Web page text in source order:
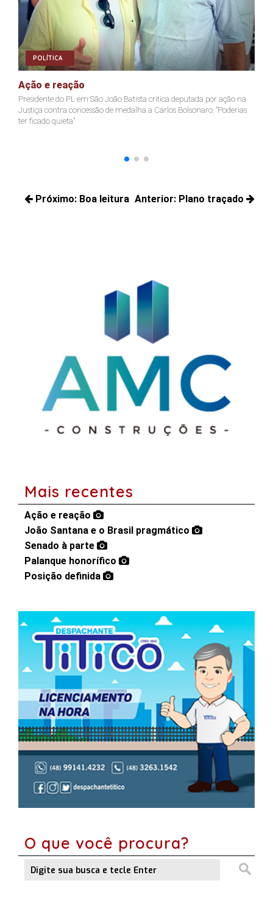
POLÍTICA
Ação e reação
Presidente do PL em São João Batista critica deputada por ação na
Justiça contra concessão de medalha a Carlos Bolsonaro: "Poderias
ter ficado quieta"
Navegação
Anterior: Plano traçado
Próximo: Boa leitura
Mais recentes
Ação e reação
João Santana e o Brasil pragmático
Senado à parte
Palanque honorífico
Posição definida
O que você procura?